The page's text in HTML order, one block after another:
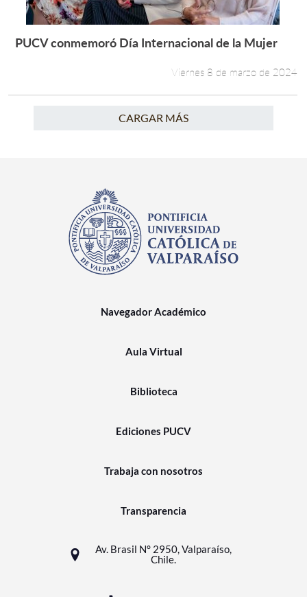
Leer más +
PUCV conmemoró Día Internacional de la Mujer
Viernes 8 de marzo de 2024
CARGAR MÁS
Navegador Académico
Aula Virtual
Biblioteca
Ediciones PUCV
Trabaja con nosotros
Transparencia
Av. Brasil N° 2950, Valparaíso,
Chile.